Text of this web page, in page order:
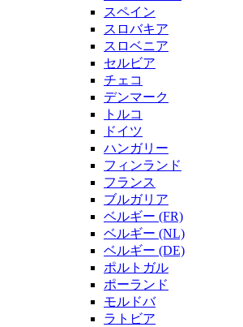
スペイン
スロバキア
スロベニア
セルビア
チェコ
デンマーク
トルコ
ドイツ
ハンガリー
フィンランド
フランス
ブルガリア
ベルギー (FR)
ベルギー (NL)
ベルギー (DE)
ポルトガル
ポーランド
モルドバ
ラトビア